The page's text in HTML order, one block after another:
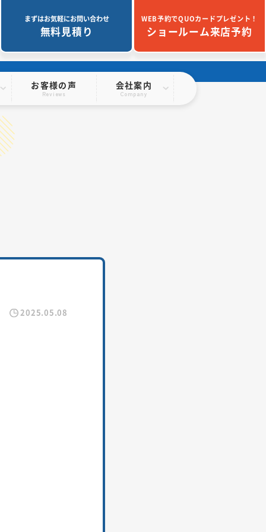
お客様の声
Reviews
会社案内
Company
WEB予約でQUOカードプレゼント！
ショールーム来店予約
まずはお気軽にお問い合わせ
無料見積り
2025.05.08